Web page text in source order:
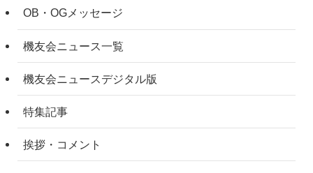
OB・OGメッセージ
機友会ニュース一覧
機友会ニュースデジタル版
特集記事
挨拶・コメント